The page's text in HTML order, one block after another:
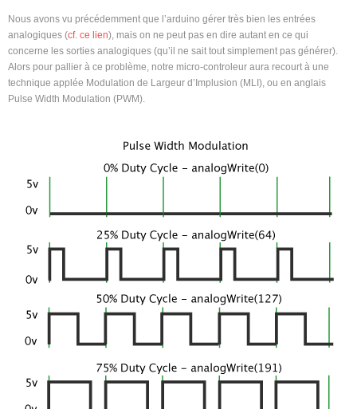
Nous avons vu précédemment que l’arduino gérer très bien les entrées
analogiques (cf. ce lien), mais on ne peut pas en dire autant en ce qui
concerne les sorties analogiques (qu’il ne sait tout simplement pas générer).
Alors pour pallier à ce problème, notre micro-controleur aura recourt à une
technique applée Modulation de Largeur d’Implusion (MLI), ou en anglais
Pulse Width Modulation (PWM).